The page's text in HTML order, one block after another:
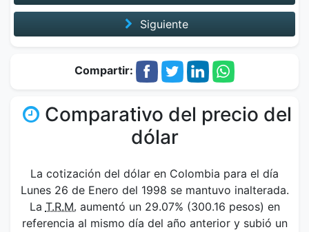
Siguiente
Compartir:
Comparativo del precio del
dólar
La cotización del dólar en Colombia para el día
Lunes 26 de Enero del 1998 se mantuvo inalterada.
La T.R.M. aumentó un 29.07% (300.16 pesos) en
referencia al mismo día del año anterior y subió un